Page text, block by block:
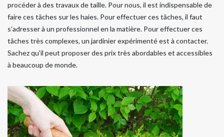
procéder à des travaux de taille. Pour nous, il est indispensable de
faire ces tâches sur les haies. Pour effectuer ces tâches, il faut
s'adresser à un professionnel en la matière. Pour effectuer ces
tâches très complexes, un jardinier expérimenté est à contacter.
Sachez qu'il peut proposer des prix très abordables et accessibles
à beaucoup de monde.